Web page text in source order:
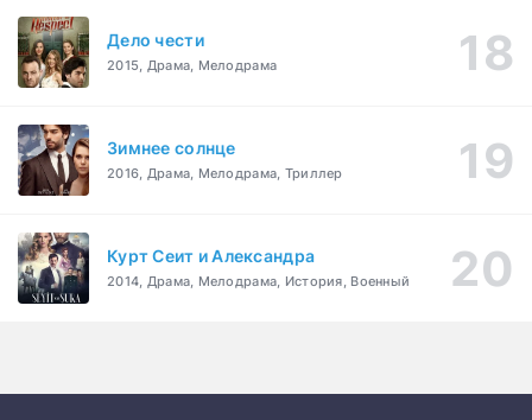
Дело чести
2015, Драма, Мелодрама
Зимнее солнце
2016, Драма, Мелодрама, Триллер
Курт Сеит и Александра
2014, Драма, Мелодрама, История, Военный